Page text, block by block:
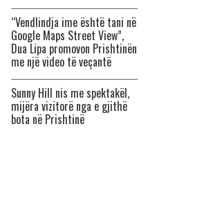
“Vendlindja ime është tani në
Google Maps Street View”,
Dua Lipa promovon Prishtinën
me një video të veçantë
Sunny Hill nis me spektakël,
mijëra vizitorë nga e gjithë
bota në Prishtinë